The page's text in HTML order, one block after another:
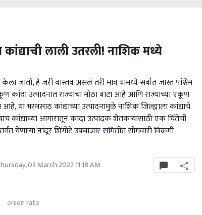
लाली उतरली! नाशिक मध्ये
केला जातो, हे जरी वास्तव असलं तरी मात्र यामध्ये सर्वात जास्त पश्चिम
कांदा उत्पादनात राज्याचा मोठा वाटा आहे आणि राज्याच्या एकूण
आहे, या भरमसाठ कांद्याच्या उत्पादनामुळे नाशिक जिल्ह्याला कांद्याचे
कांद्याच्या आगारातून कांदा उत्पादक शेतकऱ्यांसाठी एक चिंतेची
येणाऱ्या नांदूर शिंगोटे उपबाजार समितीत सोमवारी विक्रमी
03 March 2022 11:18 AM
onion rate